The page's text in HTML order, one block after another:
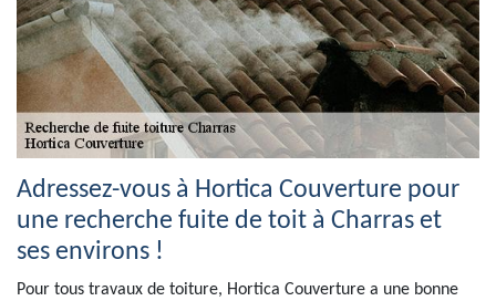
Adressez-vous à Hortica Couverture pour
une recherche fuite de toit à Charras et
ses environs !
Pour tous travaux de toiture, Hortica Couverture a une bonne